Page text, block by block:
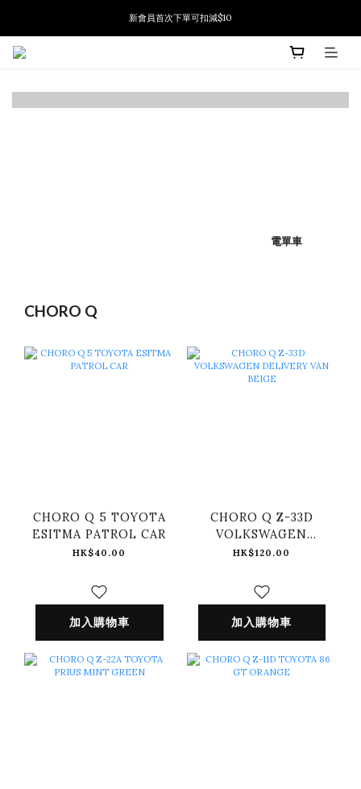
新會員首次下單可扣減$10
新會員首次下單可扣減$10
新會員首次下單可扣減$10
電單車
CHORO Q
CHORO Q 5 TOYOTA
ESITMA PATROL CAR
HK$40.00
加入購物車
CHORO Q Z-33D
VOLKSWAGEN
DELIVERY VAN
HK$120.00
加入購物車